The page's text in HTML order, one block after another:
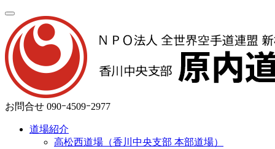
お問合せ 090ｰ4509ｰ2977
道場紹介
高松西道場（香川中央支部 本部道場）